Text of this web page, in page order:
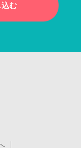
む